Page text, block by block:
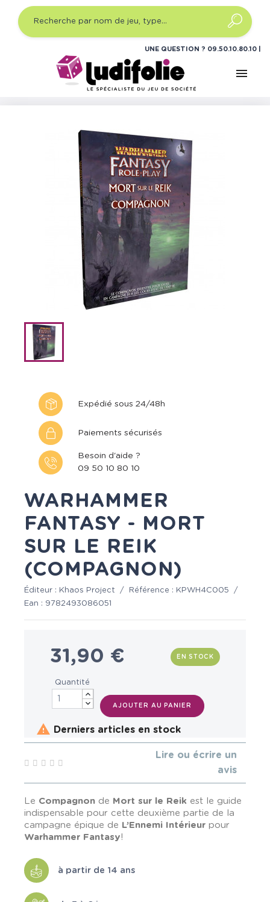
UNE QUESTION ? 09.50.10.80.10
menu
Jeux de rôle Gammes
Warhammer Fantasy
Warhammer Fantasy - Mort sur le Reik (Compagnon)
Expédié sous 24/48h
Paiements sécurisés
Besoin d'aide ?
09 50 10 80 10
WARHAMMER
FANTASY - MORT
SUR LE REIK
(COMPAGNON)
Éditeur : Khaos Project / Référence : KPWH4C005
/
Ean : 9782493086051
31,90 € EN STOCK
Quantité
AJOUTER AU PANIER
 Derniers articles en stock
Lire ou écrire un
avis
Le Compagnon de Mort sur le Reik est le guide
indispensable pour cette deuxième partie de la
campagne épique de L’Ennemi Intérieur pour
Warhammer Fantasy!
à partir de 14 ans